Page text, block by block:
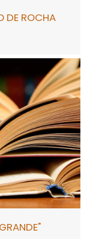
DE ROCHA